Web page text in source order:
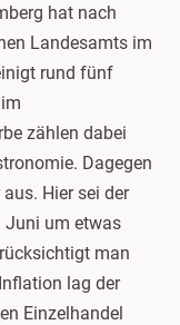
hat nach
Landesamts im
rund fünf
zählen dabei
Dagegen
Hier sei der
Juni um etwas
man
lag der
Einzelhandel